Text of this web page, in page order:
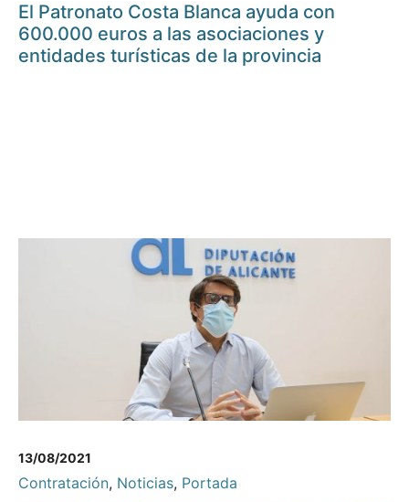
El Patronato Costa Blanca ayuda con
600.000 euros a las asociaciones y
entidades turísticas de la provincia
13/08/2021
Contratación, Noticias, Portada